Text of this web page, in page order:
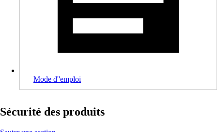
Mode d''emploi
Sécurité des produits